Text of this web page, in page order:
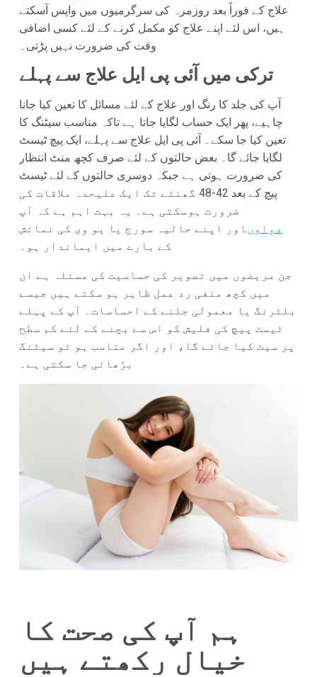
علاج کے فوراً بعد روزمرہ کی سرگرمیوں میں واپس آسکتے
ہیں، اس لئے اپنے علاج کو مکمل کرنے کے لئے کسی اضافی
وقت کی ضرورت نہیں پڑتی۔
ترکی میں آئی پی ایل علاج سے پہلے
آپ کی جلد کا رنگ اور علاج کے لئے مسائل کا تعین کیا جانا
چاہیے، پھر ایک حساب لگایا جاتا ہے تاکہ مناسب سیٹنگ کا
تعین کیا جا سکے۔ آئی پی ایل علاج سے پہلے، ایک پیچ ٹیسٹ
لگایا جائے گا۔ بعض حالتوں کے لئے صرف کچھ منٹ انتظار
کی ضرورت ہوتی ہے جبکہ دوسری حالتوں کے لئے ٹیسٹ
پیچ کے بعد 42-48 گھنٹے تک ایک علیحدہ ملاقات کی
ضرورت ہوسکتی ہے۔ یہ بہت اہم ہے کہ آپ
دواوںاور اپنے حالیہ سورج یا یو وی کی نمائش
کے بارے میں ایماندار ہو۔
جن مریضوں میں تصویر کی حساسیت کی مسئلہ ہے ان
میں کچھ منفی رد عمل ظاہر ہو سکتے ہیں جیسے
بلٹرنگ یا معمولی جلنے کے احساسات۔ آپ کے پہلے
ٹیسٹ پیچ کی فلیش کو اس سے بچنے کے لئے کم سطح
پر سیٹ کیا جائے گا، اور اگر مناسب ہو تو سیٹنگ
بڑھائی جا سکتی ہے۔
ہم آپ کی صحت کا
خیال رکھتے ہیں